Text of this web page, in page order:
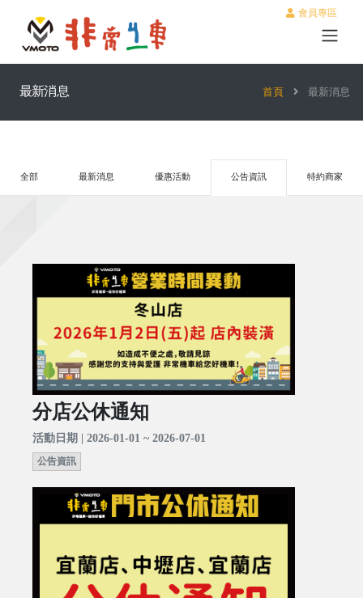
會員專區
最新消息 首頁 最新消息
全部 最新消息 優惠活動 公告資訊 特約商家
分店公休通知
活動日期 | 2026-01-01 ~ 2026-07-01
公告資訊